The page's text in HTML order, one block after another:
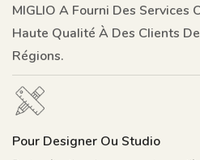
MIGLIO A Fourni Des Services
Haute Qualité À Des Clients
Régions.
Pour Designer Ou Studio